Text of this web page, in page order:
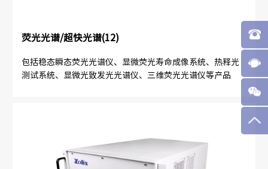
荧光光谱/超快光谱(12)
包括稳态瞬态荧光光谱仪、显微荧光寿命成像系统、热释光
测试系统、显微光致发光光谱仪、三维荧光光谱仪等产品